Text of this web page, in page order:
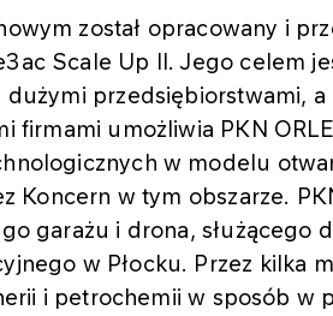
został opracowany i
Scale Up II. Jego celem
przedsiębiorstwami, a
firmami umożliwia PKN
w modelu
Koncern w tym obszarze.
garażu i drona, służącego
w Płocku. Przez kilka
i petrochemii w sposób w